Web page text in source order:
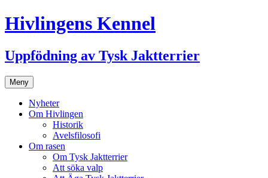
Hivlingens Kennel
Uppfödning av Tysk Jaktterrier
Meny Hoppa
till
innehåll
Nyheter
Om Hivlingen
Historik
Avelsfilosofi
Om rasen
Om Tysk Jaktterrier
Att söka valp